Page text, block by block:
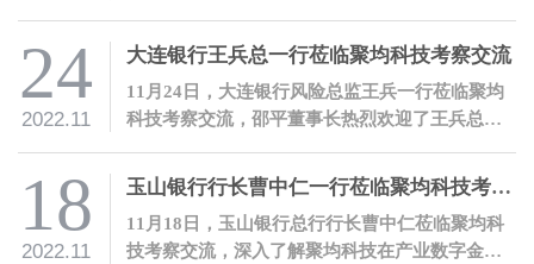
完成了兼容性联合测试。
24
2022.11
大连银行王兵总一行莅临聚均科技考察交流
11月24日，大连银行风险总监王兵一行莅临聚均
科技考察交流，邵平董事长热烈欢迎了王兵总一
18
2022.11
玉山银行行长曹中仁一行莅临聚均科技考察交流
11月18日，玉山银行总行行长曹中仁莅临聚均科
技考察交流，深入了解聚均科技在产业数字金融